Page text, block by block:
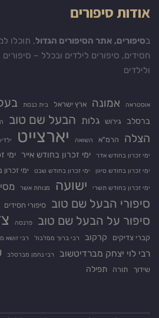
אודות סיפורים
בסיפורים, אתר הסיפורים הגדול, תוכלו
חסידים, סיפורים לילדים ובכלל – סיפורים
ולילדים
אוסטראה אמונה ארץ ישראל בית כנסת
ברסלב גירוש גלות הבעל שם טוב
הצלה הרמ"א השואה יארצייט
ימי זכרון בחודש אדר ימי זכרון בחודש אייר ימי
ימי זכרון בחודש סיוון ימי זכרון בחודש שבט ימי
ימי זכרון בחודש תשרי ישועה מנוחת אשר
סיפורי הבעל שם טוב סיפורי חסידים
סיפור על הבעל שם טוב פרנסה
קברי צדיקים קרקוב רבי ברוך ממז'בוז' רבי זושא
רבי לוי יצחק מברדיטשוב רבי נחמן מברסלב
שידוך תורה תפילה